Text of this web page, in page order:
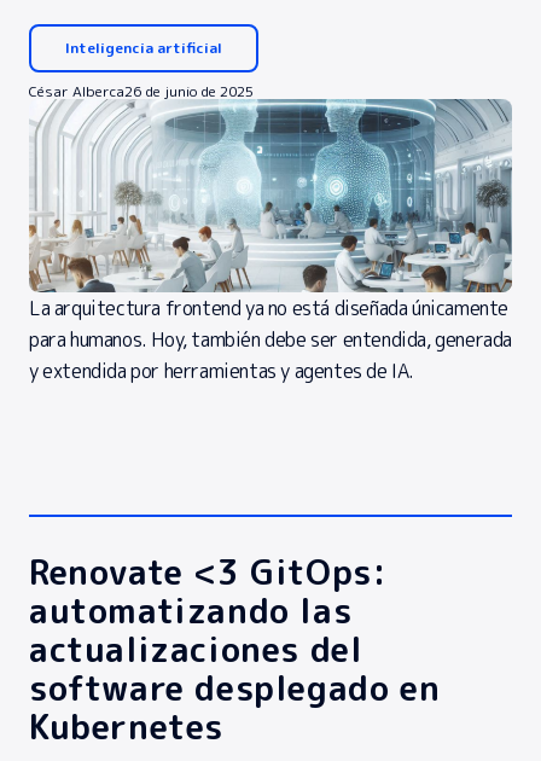
Inteligencia artificial
César Alberca26 de junio de 2025
La arquitectura frontend ya no está diseñada únicamente
para humanos. Hoy, también debe ser entendida, generada
y extendida por herramientas y agentes de IA.
Renovate <3 GitOps:
automatizando las
actualizaciones del
software desplegado en
Kubernetes